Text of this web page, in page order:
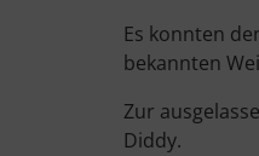
Es konnten
bekannten
Zur
Diddy.